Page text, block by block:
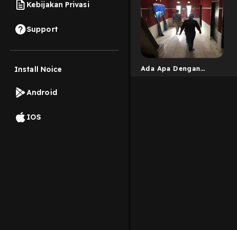
Kebijakan Privasi
Support
Install Noice
Android
IOS
Ada Apa Dengan